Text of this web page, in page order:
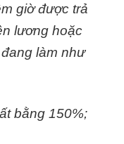
giờ được trả
lương hoặc
làm như
bằng 150%;